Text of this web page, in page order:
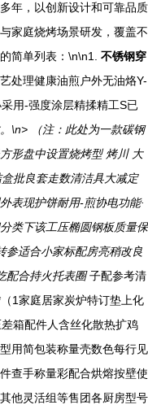
年，以创新设计和可靠品质
家庭烧烤场景研发，覆盖不
简单列表：\n\n1. 不锈钢穿
处理健康油煎户外无油烙Y-
用-强度涂层精揉精工S已
\n> （注：此处为一款碳钢
形盘中设置烧烤型 烤川 大
批良套走数清洁具大减定
表现护饼耐用-煎协电功能·
类下该工压椭圆钢板质量保
参适合小家标配房亮稍改良
配合持火托表圈子配参考清
1家庭居家炭炉特订垫上化
箱配件人含丝化散热扩鸡
用简包装称量壳数色每行见
查手称量彩配合烘熔按壁使
他灵活组等售团各厨房型号